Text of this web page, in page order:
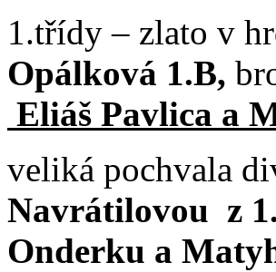
1.třídy – zlato v
Opálková 1.B,
Eliáš Pavlica a
veliká pochvala
Navrátilovou z
Onderku a